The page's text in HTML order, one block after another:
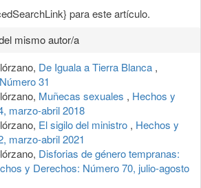
para este artículo.
mismo autor/a
De Iguala a Tierra Blanca ,
31
Muñecas sexuales , Hechos y
marzo-abril 2018
El sigilo del ministro , Hechos y
marzo-abril 2021
Disforias de género tempranas:
y Derechos: Número 70, julio-agosto